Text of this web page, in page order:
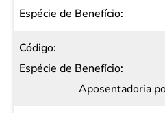
Espécie
Benefício
Aposentadoria